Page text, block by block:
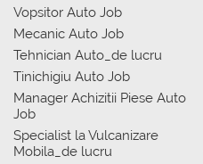
Vopsitor Auto Job
Mecanic Auto Job
Tehnician Auto_de lucru
Tinichigiu Auto Job
Manager Achizitii Piese Auto
Job
Specialist la Vulcanizare
Mobila_de lucru